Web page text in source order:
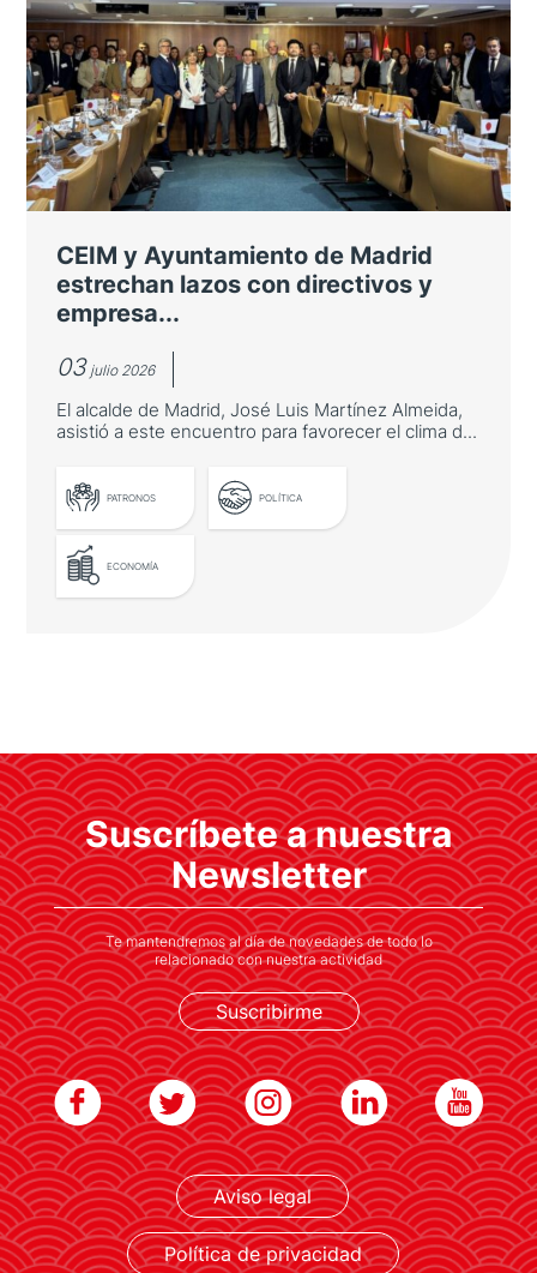
El ministro de Asuntos Exteriores
destaca las oportunidades de
cooperación con Asia-Pacífico en
innovación
José Manuel Albares inauguró una mesa
redonda sobre innovación asiática organizada
LEER MÁS
CEIM y Ayuntamiento de Madrid
estrechan lazos con directivos y
empresa...
03 julio 2026
El alcalde de Madrid, José Luis Martínez Almeida,
asistió a este encuentro para favorecer el clima d...
PATRONOS POLÍTICA
ECONOMÍA
empresas de Japón
El alcalde de Madrid, José Luis Martínez
Almeida, asistió a este encuentro para
favorecer el clima de inversión en la capital
española
LEER MÁS
Suscríbete a nuestra
Newsletter
Te mantendremos al día de novedades de todo lo
relacionado con nuestra actividad
Suscribirme
Aviso legal
Política de privacidad